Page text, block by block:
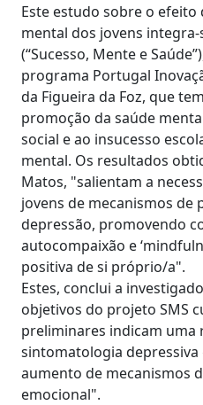
Este estudo sobre o efeito
mental dos jovens
(“Sucesso, Mente e
programa Portugal
da Figueira da Foz, que
promoção da saúde
social e ao insucesso
mental. Os resultados
Matos, "salientam a
jovens de mecanismos de
depressão, promovendo
autocompaixão e
positiva de si próprio/a".
Estes, conclui a
objetivos do projeto SMS
preliminares indicam uma
sintomatologia
aumento de mecanismos
emocional".